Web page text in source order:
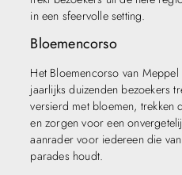
in een sfeervolle setting.
Bloemencorso
Het Bloemencorso van
jaarlijks duizenden bezoekers
versierd met bloemen, trekken
en zorgen voor een
aanrader voor iedereen die
parades houdt.